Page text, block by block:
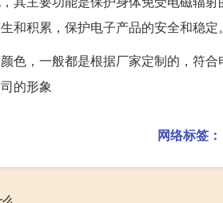
和积累，保护电子产品的安全和稳定。
色，一般都是根据厂家定制的，符
的形象
网络标签：